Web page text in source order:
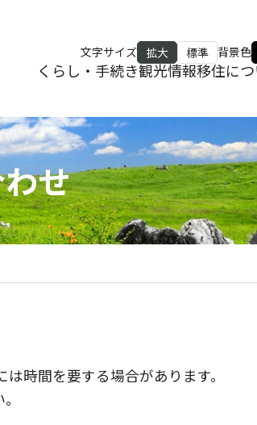
文字サイズ 拡大 標準 背景色
くらし・手続き観光情報移住に
せ
時間を要する場合があります。